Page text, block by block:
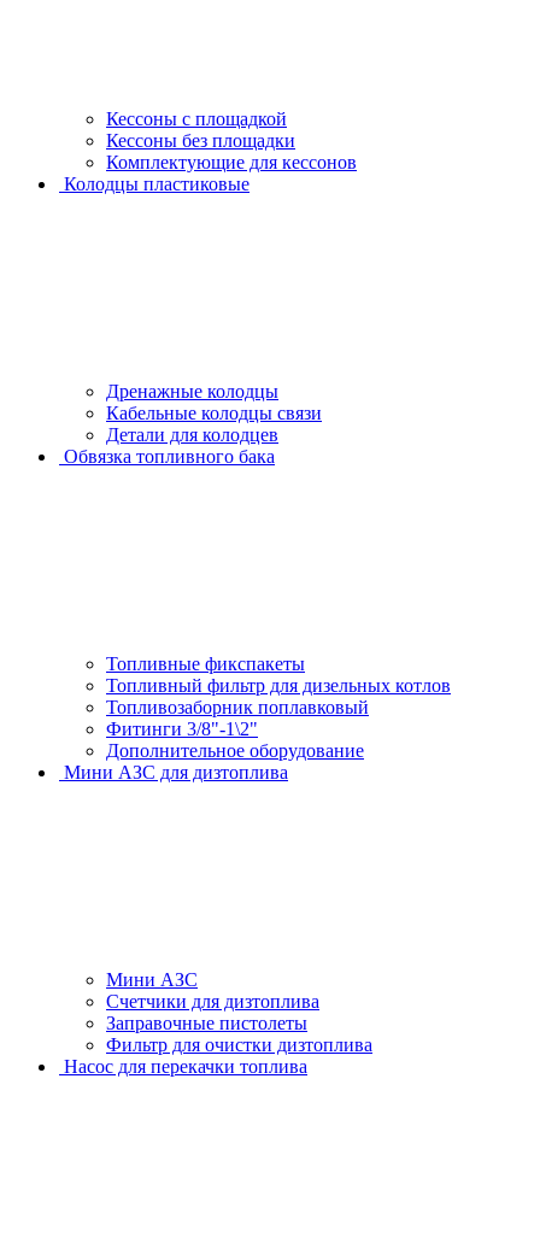
Кессоны с площадкой
Кессоны без площадки
Комплектующие для кессонов
Колодцы пластиковые
Дренажные колодцы
Кабельные колодцы связи
Детали для колодцев
Обвязка топливного бака
Топливные фикспакеты
Топливный фильтр для дизельных котлов
Топливозаборник поплавковый
Фитинги 3/8"-1\2"
Дополнительное оборудование
Мини АЗС для дизтоплива
Мини АЗС
Счетчики для дизтоплива
Заправочные пистолеты
Фильтр для очистки дизтоплива
Насос для перекачки топлива